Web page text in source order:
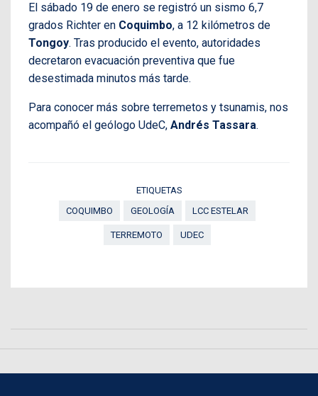
El sábado 19 de enero se registró un sismo 6,7
grados Richter en Coquimbo, a 12 kilómetros de
Tongoy. Tras producido el evento, autoridades
decretaron evacuación preventiva que fue
desestimada minutos más tarde.
Para conocer más sobre terremetos y tsunamis, nos
acompañó el geólogo UdeC, Andrés Tassara.
ETIQUETAS
COQUIMBO
GEOLOGÍA LCC ESTELAR
TERREMOTO UDEC